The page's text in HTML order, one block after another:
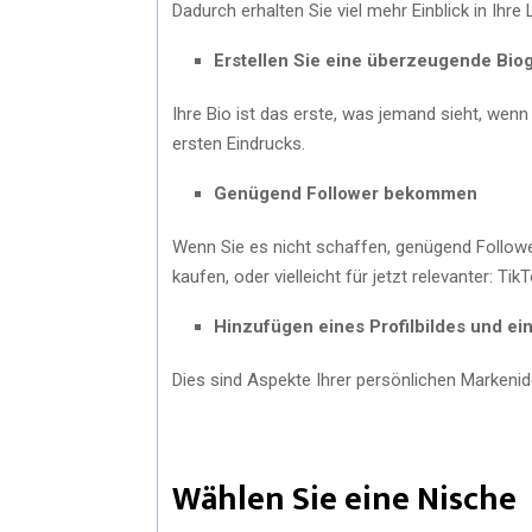
Dadurch erhalten Sie viel mehr Einblick in Ihre
Erstellen Sie eine überzeugende
Ihre Bio ist das erste, was jemand sieht,
ersten Eindrucks.
Genügend Follower bekommen
Wenn Sie es nicht schaffen, genügend
kaufen, oder vielleicht für jetzt relevanter:
Hinzufügen eines Profilbildes und
Dies sind Aspekte Ihrer persönlichen
Wählen Sie eine Nische